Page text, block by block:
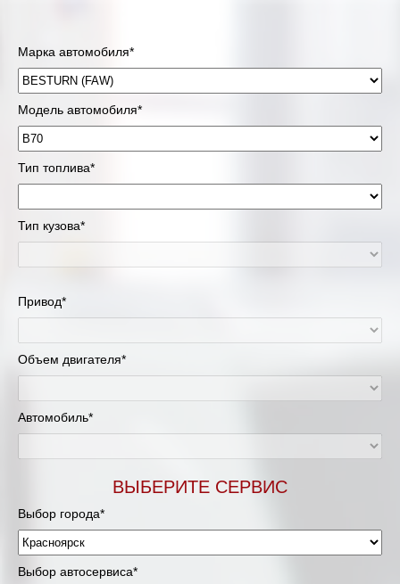
Марка автомобиля*
Модель автомобиля*
Тип топлива*
Тип кузова*
Привод*
Объем двигателя*
Автомобиль*
ВЫБЕРИТЕ СЕРВИС
Выбор города*
Выбор автосервиса*